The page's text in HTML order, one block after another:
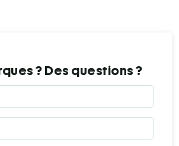
? Des questions ?